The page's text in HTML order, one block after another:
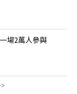
場2萬人參與